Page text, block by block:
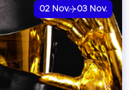
02 Nov. 03 Nov.